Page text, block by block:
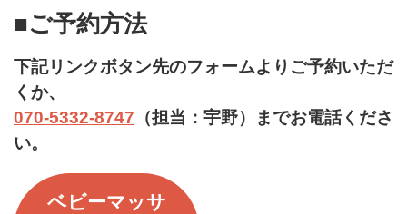
■ご予約方法
下記リンクボタン先のフォームよりご予約いただ
くか、
070-5332-8747 （担当：宇野）までお電話くださ
い。
ベビーマッサ